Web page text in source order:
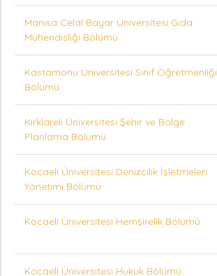
Manisa Celal Bayar Üniversitesi Gıda
Mühendisliği Bölümü
Kastamonu Üniversitesi Sınıf Öğretmenliği
Bölümü
Kırklareli Üniversitesi Şehir ve Bölge
Planlama Bölümü
Kocaeli Üniversitesi Denizcilik İşletmeleri
Yönetimi Bölümü
Kocaeli Üniversitesi Hemşirelik Bölümü
Kocaeli Üniversitesi Hukuk Bölümü